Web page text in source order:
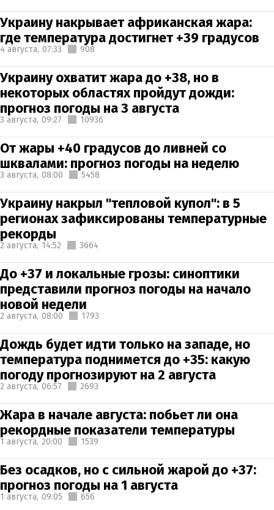
Украину накрывает африканская жара:
где температура достигнет +39 градусов
4 августа, 07:33 908
Украину охватит жара до +38, но в
некоторых областях пройдут дожди:
прогноз погоды на 3 августа
3 августа, 09:27 10936
От жары +40 градусов до ливней со
шквалами: прогноз погоды на неделю
3 августа, 08:00 5458
Украину накрыл "тепловой купол": в 5
регионах зафиксированы температурные
рекорды
2 августа, 14:52 3664
До +37 и локальные грозы: синоптики
представили прогноз погоды на начало
новой недели
2 августа, 08:00 1793
Дождь будет идти только на западе, но
температура поднимется до +35: какую
погоду прогнозируют на 2 августа
2 августа, 06:57 2693
Жара в начале августа: побьет ли она
рекордные показатели температуры
1 августа, 20:00 1539
Без осадков, но с сильной жарой до +37:
прогноз погоды на 1 августа
1 августа, 09:05 656